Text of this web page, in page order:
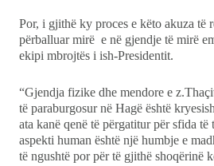
Por, i gjithë ky proces e këto akuza të
përballuar mirë e në gjendje të mirë
ekipi mbrojtës i ish-Presidentit.
“Gjendja fizike dhe mendore e
të paraburgosur në Hagë është
ata kanë qenë të përgatitur për sfida të
aspekti human është një humbje e
të ngushtë por për të gjithë shoqërinë